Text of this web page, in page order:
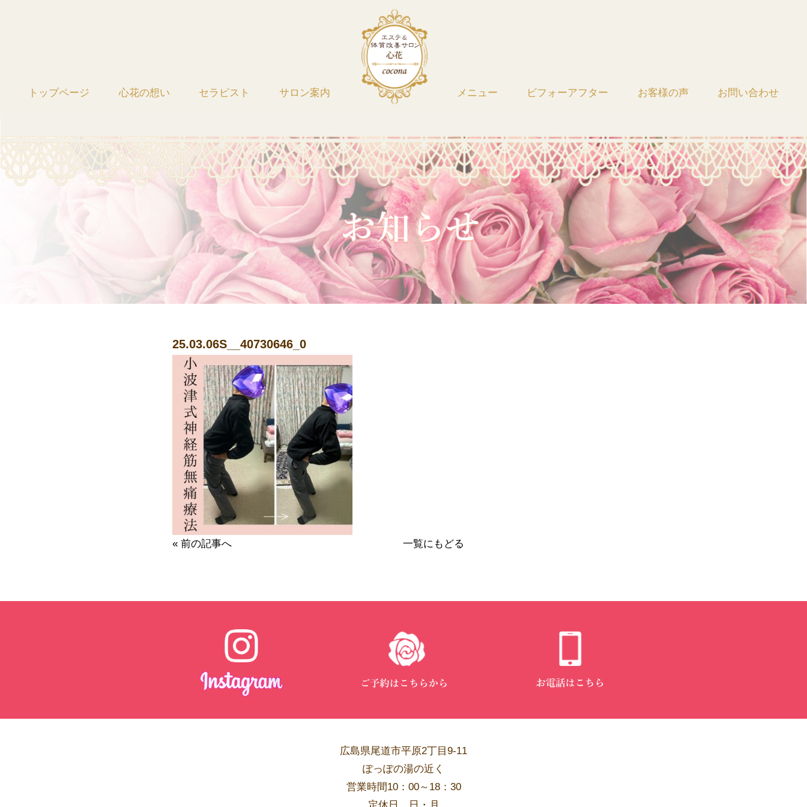
トップページ 心花の想い セラピスト サロン案内 メニュー ビフォーアフター お客様の声 お問い合わせ
25.03.06S__40730646_0
« 前の記事へ 一覧にもどる
広島県尾道市平原2丁目9-11
ぽっぽの湯の近く
営業時間10：00～18：30
​定休日 日・月